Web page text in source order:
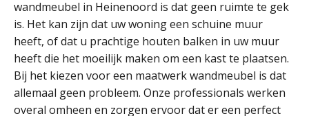
wandmeubel in Heinenoord is dat geen ruimte te gek
is. Het kan zijn dat uw woning een schuine muur
heeft, of dat u prachtige houten balken in uw muur
heeft die het moeilijk maken om een kast te plaatsen.
Bij het kiezen voor een maatwerk wandmeubel is dat
allemaal geen probleem. Onze professionals werken
overal omheen en zorgen ervoor dat er een perfect